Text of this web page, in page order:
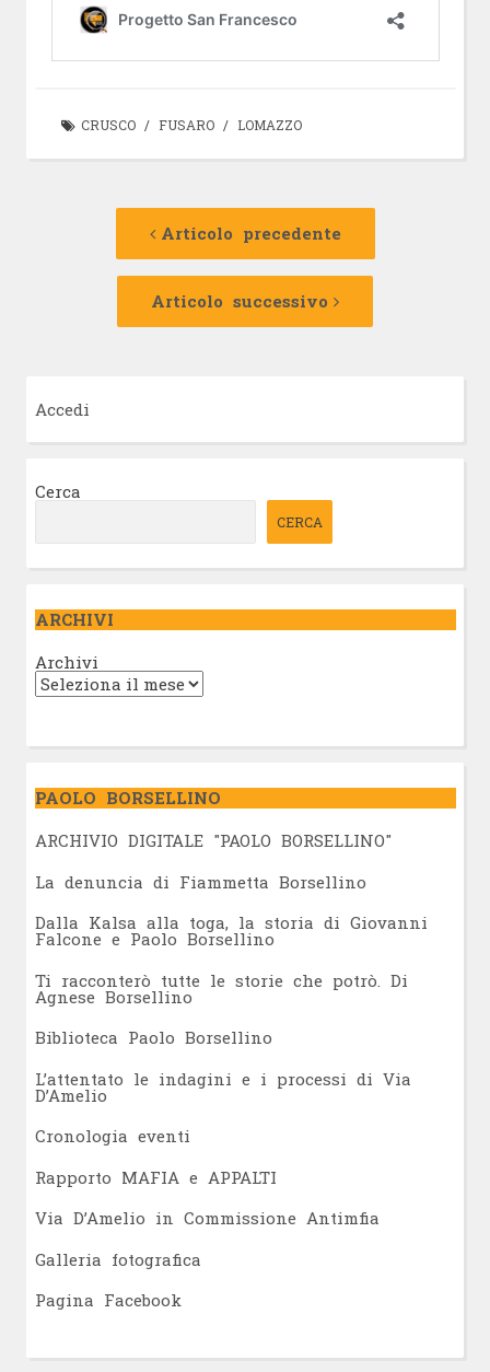
CRUSCO/ FUSARO/ LOMAZZO
Navigazione
Articolo precedente
Articolo
Articolo successivo
Articolo
Accedi
Cerca
CERCA
ARCHIVI
Archivi
PAOLO BORSELLINO
ARCHIVIO DIGITALE "PAOLO BORSELLINO"
La denuncia di Fiammetta Borsellino
Dalla Kalsa alla toga, la storia di Giovanni
Falcone e Paolo Borsellino
Ti racconterò tutte le storie che potrò. Di
Agnese Borsellino
Biblioteca Paolo Borsellino
L’attentato le indagini e i processi di Via
D’Amelio
Cronologia eventi
Rapporto MAFIA e APPALTI
Via D’Amelio in Commissione Antimfia
Galleria fotografica
Pagina Facebook